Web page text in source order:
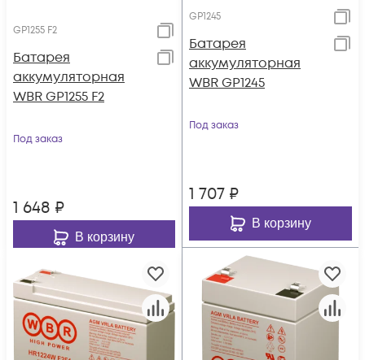
GP1255 F2
Батарея
аккумуляторная
WBR GP1255 F2
Под заказ
1 648 ₽
В корзину
GP1245
Батарея
аккумуляторная
WBR GP1245
Под заказ
1 707 ₽
В корзину